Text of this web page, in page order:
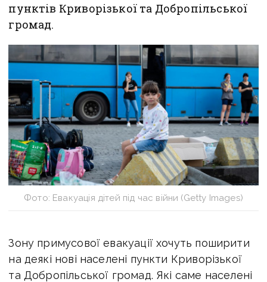
пунктів Криворізької та Добропільської
громад.
Фото: Евакуація дітей під час війни (Getty Images)
Зону примусової евакуації хочуть поширити
на деякі нові населені пункти Криворізької
та Добропільської громад. Які саме населені